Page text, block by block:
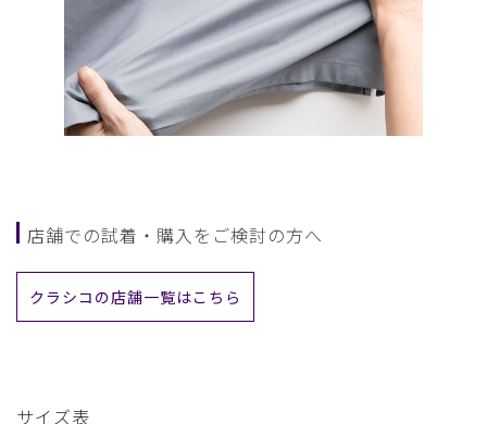
店舗での試着・購入をご検討の方へ
クラシコの店舗一覧はこちら
サイズ表